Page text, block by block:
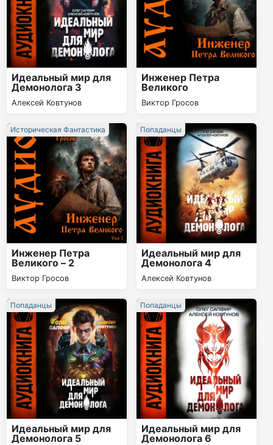
Идеальный мир для
Демонолога 3
Алексей Ковтунов
Инженер Петра
Великого
Виктор Гросов
Инженер Петра
Великого – 2
Виктор Гросов
Историческая Фантастика
Идеальный мир для
Демонолога 4
Алексей Ковтунов
Попаданцы
Идеальный мир для
Демонолога 5
Попаданцы
Идеальный мир для
Демонолога 6
Попаданцы